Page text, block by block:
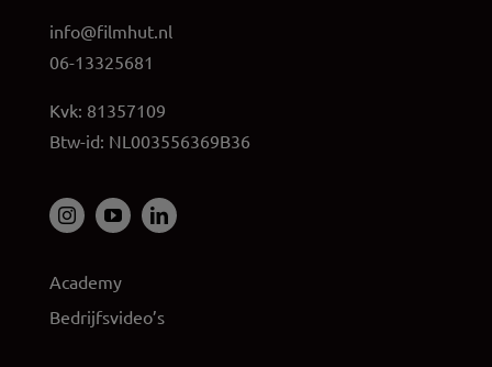
info@filmhut.nl
06-13325681
Kvk: 81357109
Btw-id: NL003556369B36
Academy
Bedrijfsvideo’s